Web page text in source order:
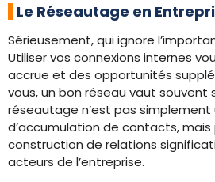
Le Réseautage en
Sérieusement, qui ignore
Utiliser vos connexions internes
accrue et des opportunités
vous, un bon réseau vaut souvent
réseautage n’est pas simplement
d’accumulation de contacts,
construction de relations
acteurs de l’entreprise.